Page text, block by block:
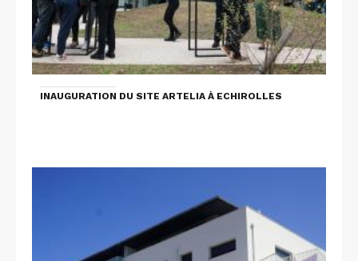
INAUGURATION DU SITE ARTELIA À ECHIROLLES